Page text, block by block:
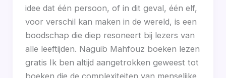
idee dat één persoon, of in dit geval, één elf,
voor verschil kan maken in de wereld, is een
boodschap die diep resoneert bij lezers van
alle leeftijden. Naguib Mahfouz boeken lezen
gratis Ik ben altijd aangetrokken geweest tot
boeken die de complexiteiten van menselijke